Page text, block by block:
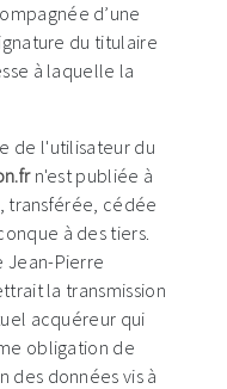
d’une
du titulaire
à laquelle la
de l'utilisateur du
n'est publiée à
transférée, cédée
à des tiers.
Jean-Pierre
la transmission
acquéreur qui
obligation de
des données vis à